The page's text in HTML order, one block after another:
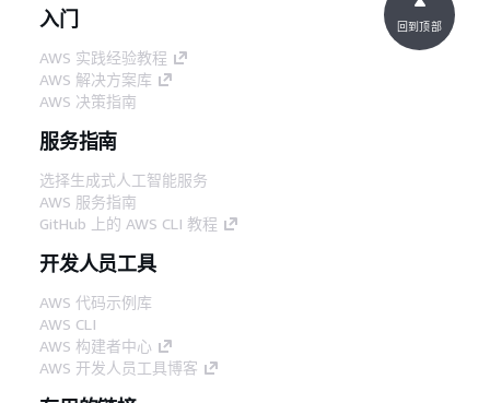
入门
AWS 实践经验教程
AWS 解决方案库
AWS 决策指南
服务指南
选择生成式人工智能服务
AWS 服务指南
GitHub 上的 AWS CLI 教程
开发人员工具
AWS 代码示例库
AWS CLI
AWS 构建者中心
AWS 开发人员工具博客
回到顶部